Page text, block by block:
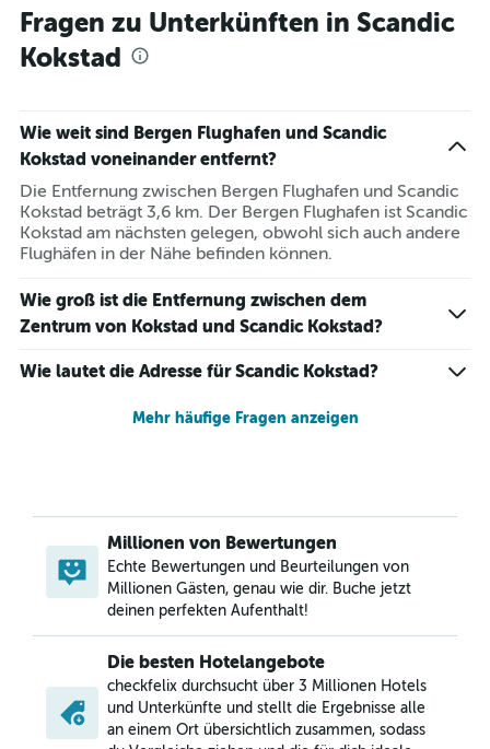
Fragen zu Unterkünften in Scandic
Kokstad
Wie weit sind Bergen Flughafen und Scandic
Kokstad voneinander entfernt?
Die Entfernung zwischen Bergen Flughafen und Scandic
Kokstad beträgt 3,6 km. Der Bergen Flughafen ist Scandic
Kokstad am nächsten gelegen, obwohl sich auch andere
Flughäfen in der Nähe befinden können.
Wie groß ist die Entfernung zwischen dem
Zentrum von Kokstad und Scandic Kokstad?
Wie lautet die Adresse für Scandic Kokstad?
Mehr häufige Fragen anzeigen
Millionen von Bewertungen
Echte Bewertungen und Beurteilungen von
Millionen Gästen, genau wie dir. Buche jetzt
deinen perfekten Aufenthalt!
Die besten Hotelangebote
checkfelix durchsucht über 3 Millionen Hotels
und Unterkünfte und stellt die Ergebnisse alle
an einem Ort übersichtlich zusammen, sodass